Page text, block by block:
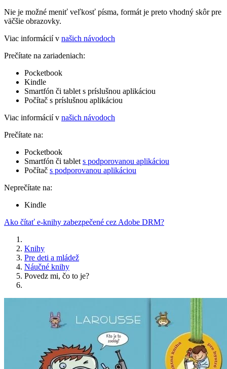
Nie je možné meniť veľkosť písma, formát je preto vhodný skôr pre
väčšie obrazovky.
Viac informácií v našich návodoch
Prečítate na zariadeniach:
Pocketbook
Kindle
Smartfón či tablet s príslušnou aplikáciou
Počítač s príslušnou aplikáciou
Viac informácií v našich návodoch
Prečítate na:
Pocketbook
Smartfón či tablet s podporovanou aplikáciou
Počítač s podporovanou aplikáciou
Neprečítate na:
Kindle
Ako čítať e-knihy zabezpečené cez Adobe DRM?
Knihy
Pre deti a mládež
Náučné knihy
Povedz mi, čo to je?